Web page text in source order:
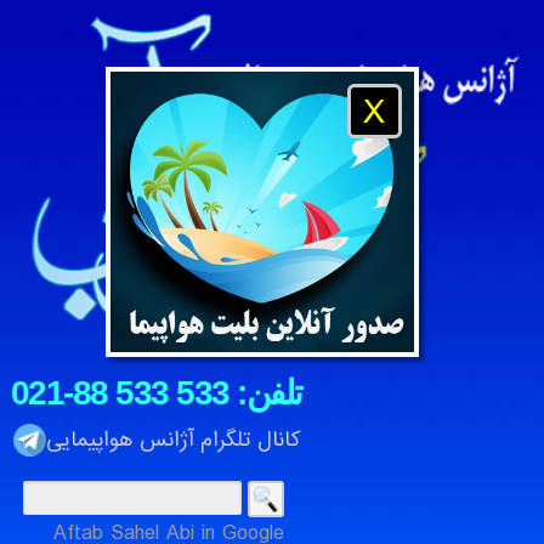
021-88 533 533 :تلفن
کانال تلگرام آژانس هواپیمایی
Aftab Sahel Abi in Google
X